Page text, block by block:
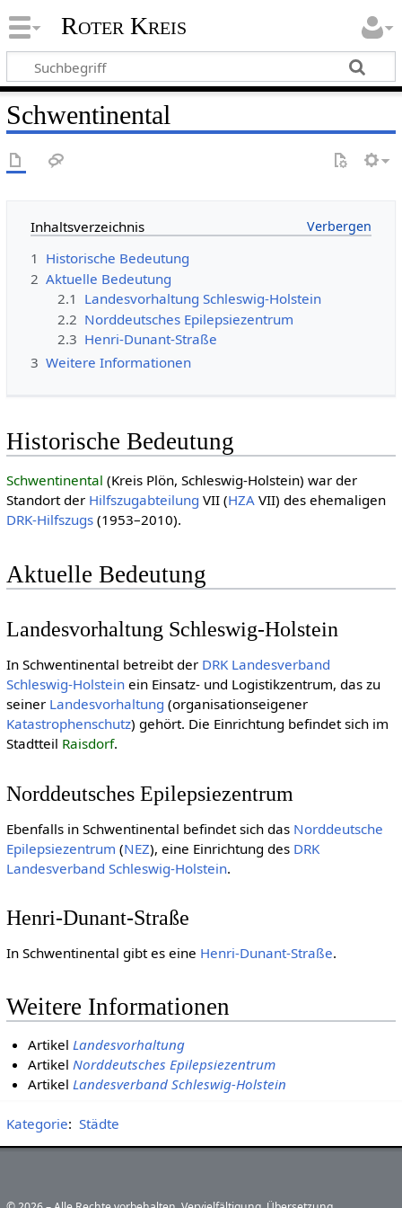
Roter Kreis
Schwentinental
Inhaltsverzeichnis
1 Historische Bedeutung
2 Aktuelle Bedeutung
2.1 Landesvorhaltung Schleswig-Holstein
2.2 Norddeutsches Epilepsiezentrum
2.3 Henri-Dunant-Straße
3 Weitere Informationen
Historische Bedeutung
Schwentinental (Kreis Plön, Schleswig-Holstein) war der
Standort der Hilfszugabteilung VII (HZAVII) des ehemaligen
DRK-Hilfszugs(1953–2010).
Aktuelle Bedeutung
Landesvorhaltung Schleswig-Holstein
In Schwentinental betreibt der DRK Landesverband
Schleswig-Holsteinein Einsatz- und Logistikzentrum, das zu
seiner Landesvorhaltung (organisationseigener
Katastrophenschutz) gehört. Die Einrichtung befindet sich im
Stadtteil Raisdorf.
Norddeutsches Epilepsiezentrum
Ebenfalls in Schwentinental befindet sich das Norddeutsche
Epilepsiezentrum (NEZ), eine Einrichtung des DRK
Landesverband Schleswig-Holstein.
Henri-Dunant-Straße
In Schwentinental gibt es eine Henri-Dunant-Straße.
Weitere Informationen
ArtikelLandesvorhaltung
ArtikelNorddeutsches Epilepsiezentrum
ArtikelLandesverband Schleswig-Holstein
Kategorie: Städte